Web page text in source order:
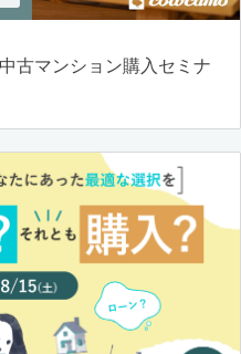
古マンション購入セミナ